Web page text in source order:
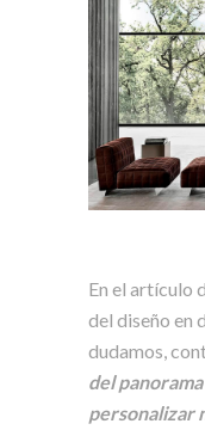
En el artículo
del diseño en
dudamos,
del
personalizar